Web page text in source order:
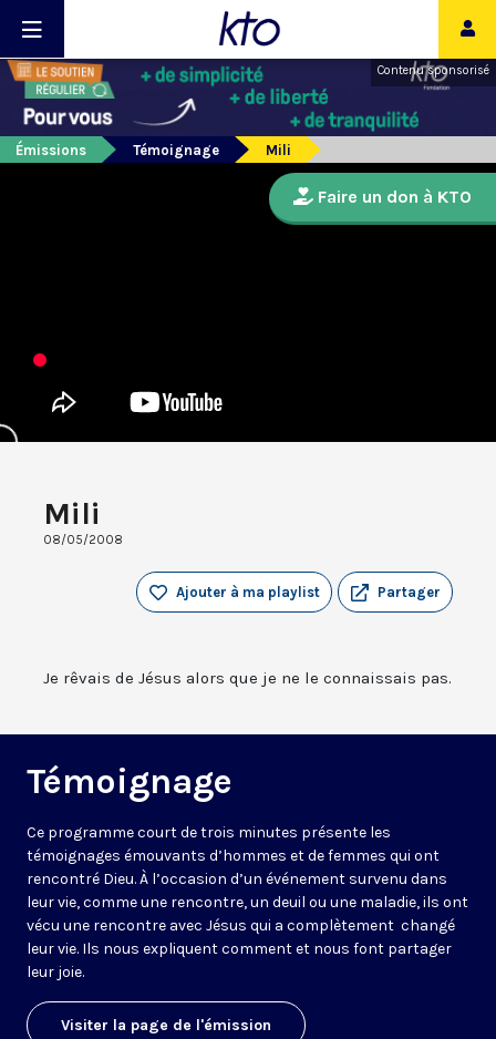
Contenu sponsorisé
Émissions Témoignage Mili
Mili
08/05/2008
Partager
Ajouter à ma playlist
Je rêvais de Jésus alors que je ne le connaissais pas.
Témoignage
Ce programme court de trois minutes présente les
témoignages émouvants d’hommes et de femmes qui ont
rencontré Dieu. À l’occasion d’un événement survenu dans
leur vie, comme une rencontre, un deuil ou une maladie, ils ont
vécu une rencontre avec Jésus qui a complètement changé
leur vie. Ils nous expliquent comment et nous font partager
leur joie.
Visiter la page de l'émission
Faire un don à KTO